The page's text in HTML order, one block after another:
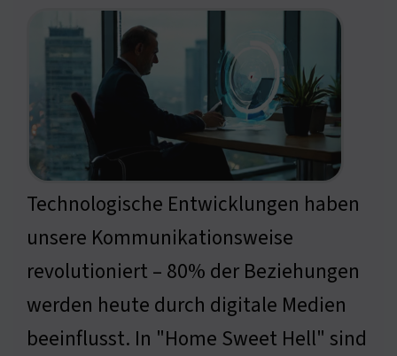
Technologische Entwicklungen haben
unsere Kommunikationsweise
revolutioniert – 80% der Beziehungen
werden heute durch digitale Medien
beeinflusst. In "Home Sweet Hell" sind